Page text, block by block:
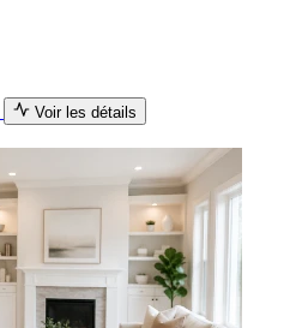
Voir les détails